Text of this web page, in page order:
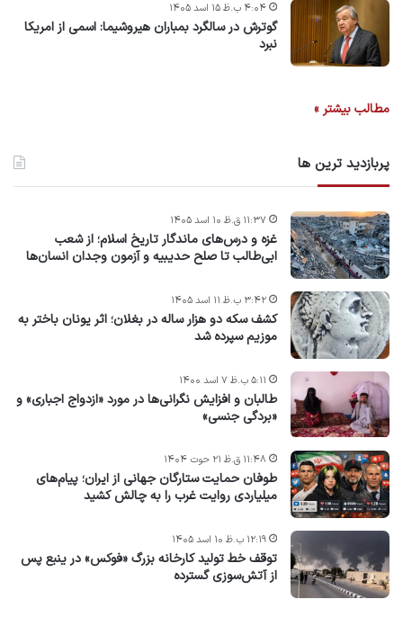
گوترش در سالگرد بمباران هیروشیما: اسمی از امریکا
نبرد
۴:۰۴ ب.ظ ۱۵ اسد ۱۴۰۵
مطالب بیشتر »
پربازدید ترین ها
غزه و درس‌های ماندگار تاریخ اسلام؛ از شعب
ابی‌طالب تا صلح حدیبیه و آزمون وجدان انسان‌ها
۱۱:۳۷ ق.ظ ۱۰ اسد ۱۴۰۵
کشف سکه دو هزار ساله در بغلان؛ اثر یونان باختر به
موزیم سپرده شد
۳:۴۲ ب.ظ ۱۱ اسد ۱۴۰۵
طالبان و افزایش نگرانی‌ها در مورد «ازدواج اجباری» و
«بردگی جنسی»
۵:۱۱ ب.ظ ۷ اسد ۱۴۰۰
طوفان حمایت ستارگان جهانی از ایران؛ پیام‌های
میلیاردی روایت غرب را به چالش کشید
۱۱:۴۸ ق.ظ ۲۱ حوت ۱۴۰۴
توقف خط تولید کارخانه بزرگ «فوکس» در ینبع پس
از آتش‌سوزی گسترده
۱۲:۱۹ ب.ظ ۱۰ اسد ۱۴۰۵